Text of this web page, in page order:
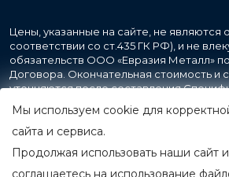
Цены, указанные на сайте, не являются
соответствии со ст.435 ГК РФ), и не
обязательств ООО «Евразия Металл»
Договора. Окончательная стоимость и
уточняются после составления
фиксируются в Счете на оплату, а
поставку товара.
© 2007-2026 Все права
ООО «Евразия Металл»
Мы используем cookie для
сайта и сервиса.
Продолжая использовать наши сайт
соглашаетесь на использование